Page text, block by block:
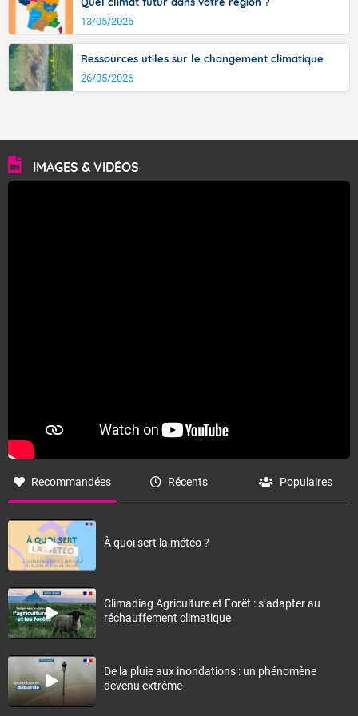
13/05/2026
Ressources utiles sur le changement climatique
26/05/2026
IMAGES & VIDÉOS
Recommandées Récents Populaires
À quoi sert la météo ?
Climadiag Agriculture et Forêt : s’adapter au
réchauffement climatique
De la pluie aux inondations : un phénomène
devenu extrême